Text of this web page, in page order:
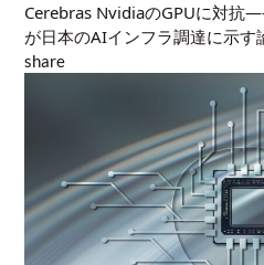
Cerebras NvidiaのGPUに対抗
が日本のAIインフラ調達に示す
share